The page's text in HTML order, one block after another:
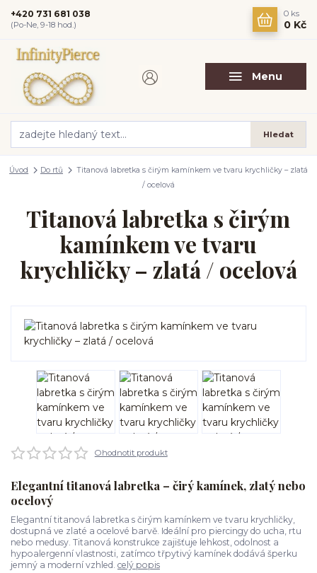
Menu
Hledat
+420 731 681 038
(Po-Ne, 9-18 hod.)
0 ks
0 Kč
Úvod Do rtů
Titanová labretka s čirým kamínkem ve tvaru krychličky – zlatá
/ ocelová
Titanová labretka s čirým
kamínkem ve tvaru
krychličky – zlatá / ocelová
Ohodnotit produkt
Elegantní titanová labretka – čirý kamínek, zlatý nebo
ocelový
Elegantní titanová labretka s čirým kamínkem ve tvaru krychličky,
dostupná ve zlaté a ocelové barvě. Ideální pro piercingy do ucha, rtu
nebo medusy. Titanová konstrukce zajišťuje lehkost, odolnost a
hypoalergenní vlastnosti, zatímco třpytivý kamínek dodává šperku
jemný a moderní vzhled. celý popis